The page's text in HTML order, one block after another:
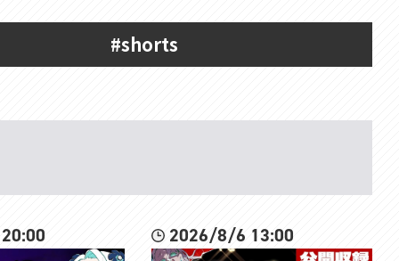
#shorts
2026/8/6 13:00